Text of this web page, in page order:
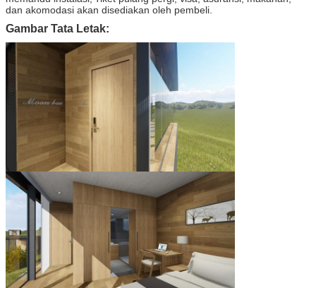
dan akomodasi akan disediakan oleh pembeli.
Gambar Tata Letak: